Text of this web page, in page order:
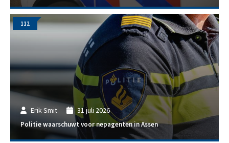
Erik Smit 31 juli 2026
Politie waarschuwt voor nepagenten in Assen
112